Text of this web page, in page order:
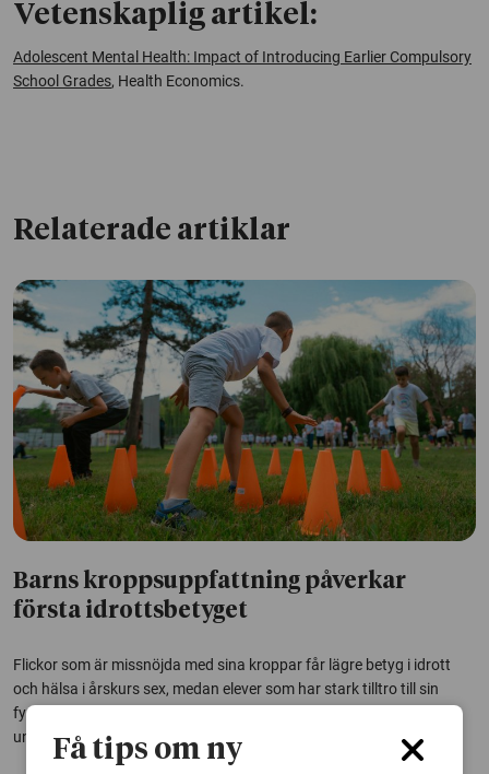
Vetenskaplig artikel:
Adolescent Mental Health: Impact of Introducing Earlier Compulsory
School Grades, Health Economics.
Relaterade artiklar
Barns kroppsuppfattning påverkar
första idrottsbetyget
Flickor som är missnöjda med sina kroppar får lägre betyg i idrott
och hälsa i årskurs sex, medan elever som har stark tilltro till sin
fysiska förmåga presterar bättre. Det visar en studie vid Göteborgs
universitet.Få tips om ny